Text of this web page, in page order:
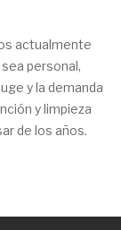
actualmente
sea personal,
y la demanda
y limpieza
de los años.